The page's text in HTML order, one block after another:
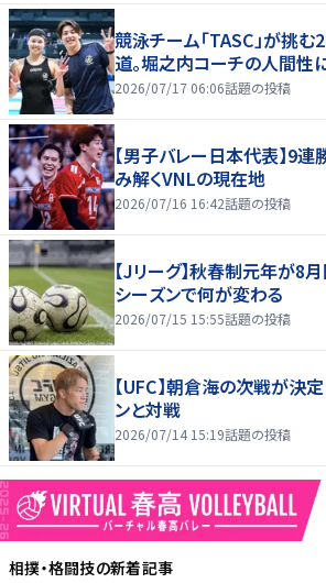
競泳チーム「TASC」が挑
道。堀之内コーチの人間性
2026/07/17 06:06話題の投稿
【男子バレー日本代表】9
み解くVNLの現在地
2026/07/16 16:42話題の投稿
【Jリーグ】秋春制元年が8
シーズンで何が変わる
2026/07/15 15:55話題の投稿
【UFC】朝倉海の次戦が決
ンと対戦
2026/07/14 15:19話題の投稿
相撲・格闘技の新着記事